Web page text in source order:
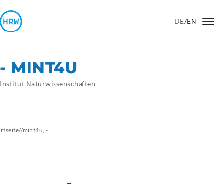
DE/EN
- MINT4U
Institut Naturwissenschaften
//mint4u, -